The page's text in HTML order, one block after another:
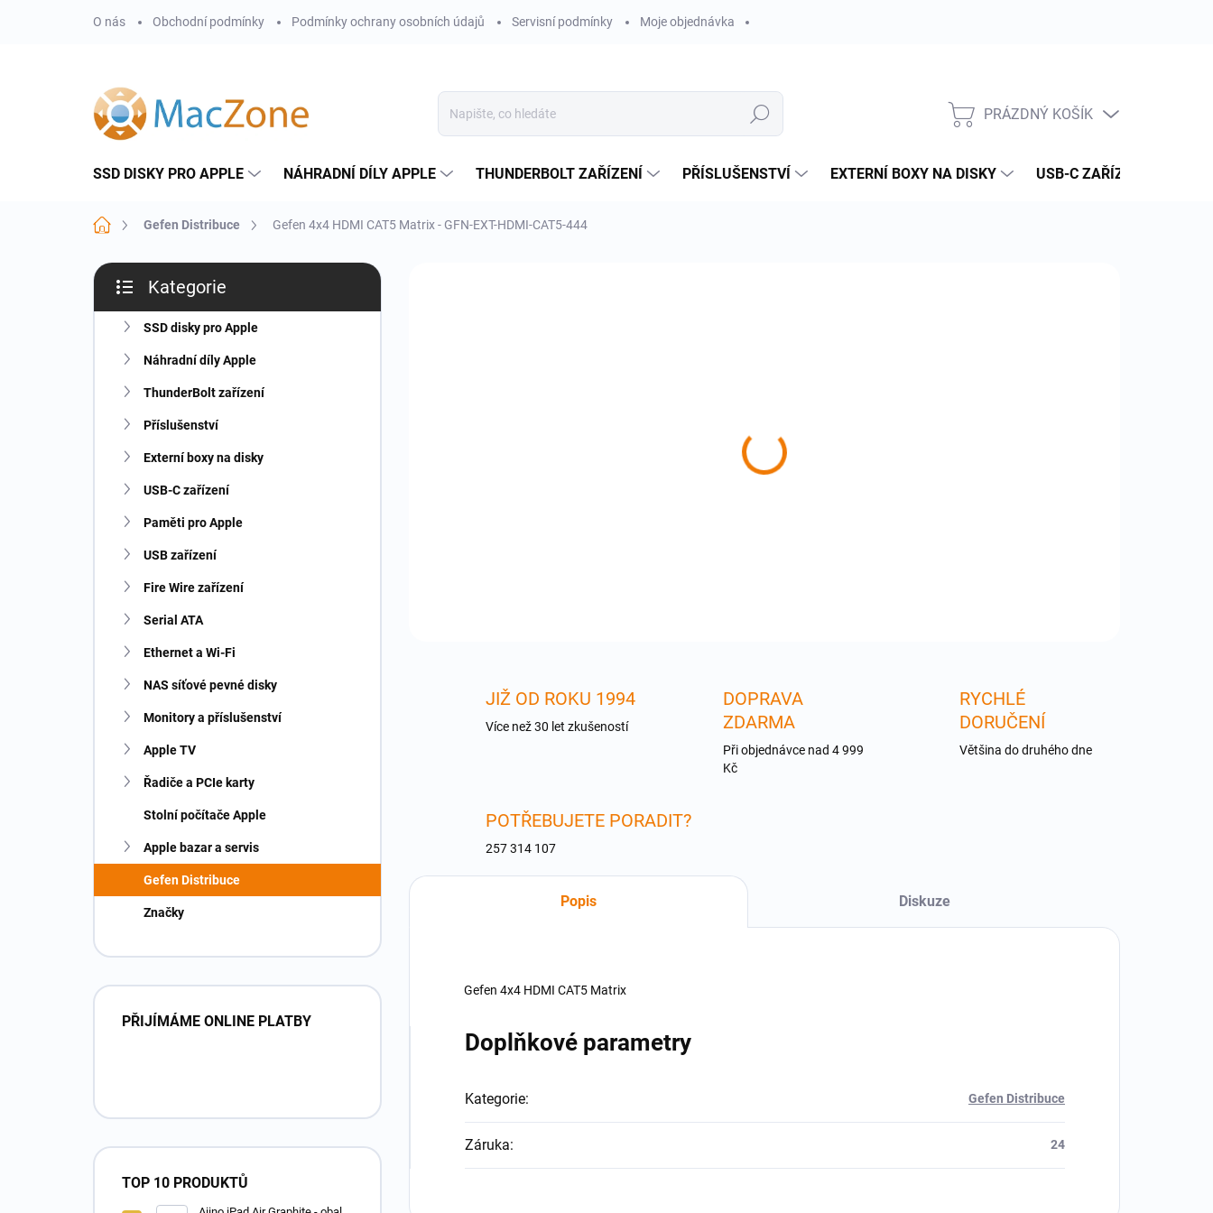
O nás Obchodní podmínky Podmínky ochrany osobních údajů Servisní podmínky Moje objednávka
Hledat
NÁKUPNÍ
PRÁZDNÝ KOŠÍK
SSD DISKY PRO APPLE NÁHRADNÍ DÍLY APPLE THUNDERBOLT ZAŘÍZENÍ PŘÍSLUŠENSTVÍ EXTERNÍ BOXY NA DISKY USB-C ZAŘÍZENÍ
Domů Gefen Distribuce Gefen 4x4 HDMI CAT5 Matrix - GFN-EXT-HDMI-CAT5-444
P
s
kategorie
Kategorie
SSD disky pro Apple
Náhradní díly Apple
ThunderBolt zařízení
Příslušenství
Externí boxy na disky
USB-C zařízení
Paměti pro Apple
USB zařízení
Fire Wire zařízení
Serial ATA
Ethernet a Wi-Fi
NAS síťové pevné disky
Monitory a příslušenství
Apple TV
Řadiče a PCIe karty
Stolní počítače Apple
Apple bazar a servis
Gefen Distribuce
Značky
PŘIJÍMÁME ONLINE PLATBY
TOP 10 PRODUKTŮ
JIŽ OD ROKU 1994
Více než 30 let zkušeností
DOPRAVA
ZDARMA
Při objednávce nad 4 999
Kč
RYCHLÉ
DORUČENÍ
Většina do druhého dne
POTŘEBUJETE PORADIT?
257 314 107
Popis Diskuze
Gefen 4x4 HDMI CAT5 Matrix
Doplňkové parametry
Kategorie: Gefen Distribuce
Záruka: 24